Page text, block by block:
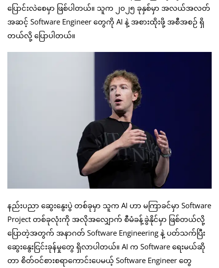
ပြောင်းလဲစေမှာ ဖြစ်ပါတယ်။ သူက ၂၀၂၅ ခုနှစ်မှာ အလယ်အလတ်
အဆင့် Software Engineer တွေကို AI နဲ့ အစားထိုးဖို့ အစီအစဉ် ရှိ
တယ်လို့ ပြောပါတယ်။
နည်းပညာ ဆွေးနွေးပွဲ တစ်ခုမှာ သူက AI ဟာ မကြာခင်မှာ Software
Project တစ်ခုလုံးကို အလိုအလျှောက် စီမံခန့်ခွဲနိုင်မှာ ဖြစ်တယ်လို့
ပြောတဲ့အတွက် အနာဂတ် Software Engineering နဲ့ ပတ်သက်ပြီး
ဆွေးနွေးငြင်းခုန်မှုတွေ ရှိလာပါတယ်။ AI က Software ရေးမယ်ဆို
တာ စိတ်ဝင်စားစရာကောင်းပေမယ့် Software Engineer တွေ